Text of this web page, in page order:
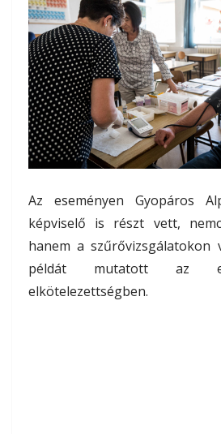
Az eseményen Gyopáros
képviselő is részt vett,
hanem a szűrővizsgálatokon
példát mutatott az
elkötelezettségben.